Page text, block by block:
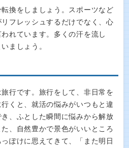
換をしましょう。スポーツなど
フレッシュするだけでなく、心
れています。多くの汗を流し
ましょう。
行です。旅行をして、非日常を
くと、就活の悩みがいつもと違
、ふとした瞬間に悩みから解放
、自然豊かで景色がいいところ
ぽけに思えてきて、「また明日